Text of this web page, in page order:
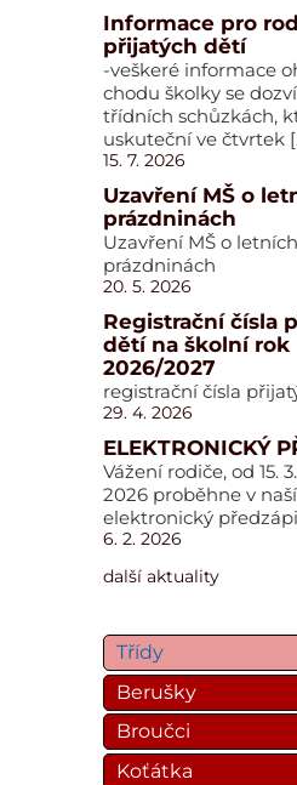
Informace pro
přijatých dětí
-veškeré informace
chodu školky se
třídních schůzkách,
uskuteční ve čtvrtek
15. 7. 2026
Uzavření MŠ o
prázdninách
Uzavření MŠ o letních
prázdninách
20. 5. 2026
Registrační čísla
dětí na školní rok
2026/2027
registrační čísla
29. 4. 2026
ELEKTRONICKÝ
Vážení rodiče, od 15.
2026 proběhne v
elektronický
6. 2. 2026
další aktuality
Třídy
Berušky
Broučci
Koťátka